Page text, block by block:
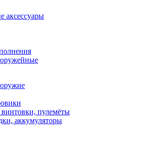
аксессуары
пулемёты
аккумуляторы